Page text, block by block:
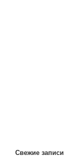
Свежие записи